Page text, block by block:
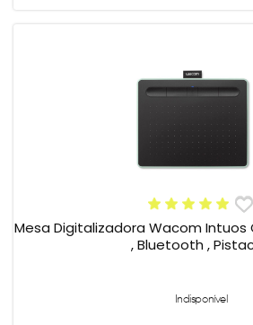
Mesa Digitalizadora Wacom Intuos
, Bluetooth ,
Indisponível